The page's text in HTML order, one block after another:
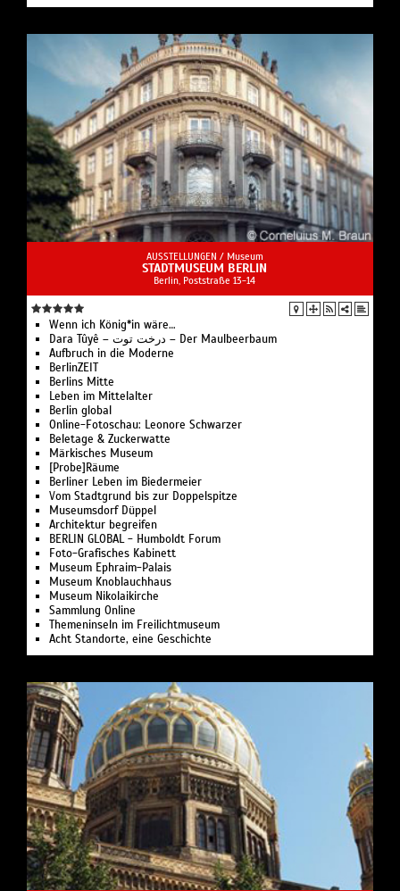
AUSSTELLUNGEN / Museum
STADTMUSEUM BERLIN
Berlin, Poststraße 13-14
Wenn ich König*in wäre…
Dara Tûyê – درخت توت – Der Maulbeerbaum
Aufbruch in die Moderne
BerlinZEIT
Berlins Mitte
Leben im Mittelalter
Berlin global
Online-Fotoschau: Leonore Schwarzer
Beletage & Zuckerwatte
Märkisches Museum
[Probe]Räume
Berliner Leben im Biedermeier
Vom Stadtgrund bis zur Doppelspitze
Museumsdorf Düppel
Architektur begreifen
BERLIN GLOBAL - Humboldt Forum
Foto-Grafisches Kabinett
Museum Ephraim-Palais
Museum Knoblauchhaus
Museum Nikolaikirche
Sammlung Online
Themeninseln im Freilichtmuseum
Acht Standorte, eine Geschichte